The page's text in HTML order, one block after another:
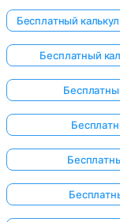
Бесплатный
Бесплатный